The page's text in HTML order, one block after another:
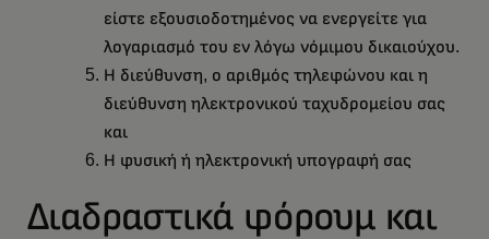
είστε εξουσιοδοτημένος να ενεργείτε για
λογαριασμό του εν λόγω νόμιμου δικαιούχου.
Η διεύθυνση, ο αριθμός τηλεφώνου και η
διεύθυνση ηλεκτρονικού ταχυδρομείου σας
και
Η φυσική ή ηλεκτρονική υπογραφή σας
Διαδραστικά φόρουμ και